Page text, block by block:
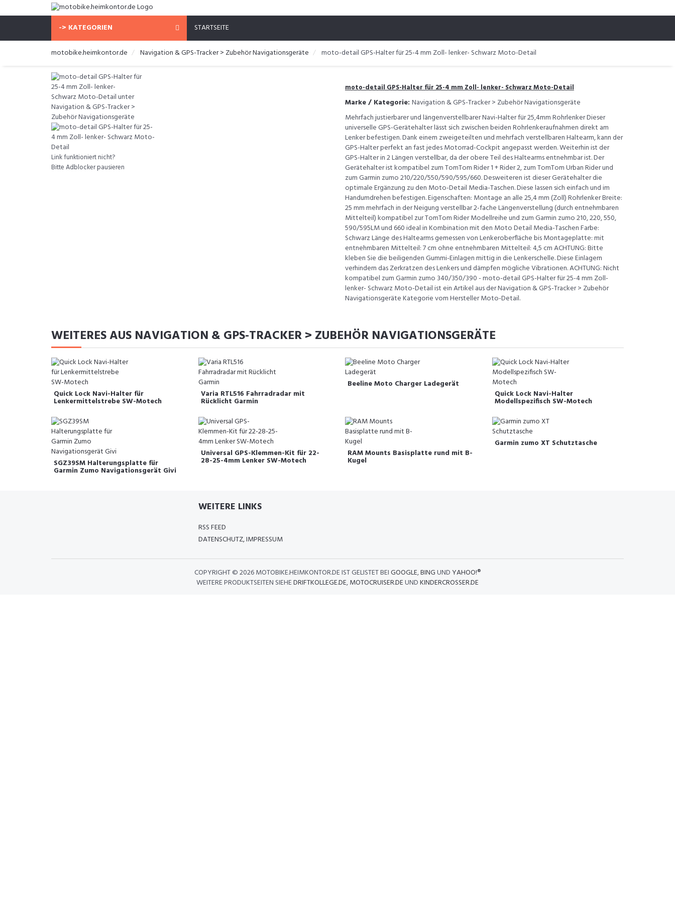
-> KATEGORIEN STARTSEITE
motobike.heimkontor.de Navigation & GPS-Tracker > Zubehör Navigationsgeräte moto-detail GPS-Halter für 25-4 mm Zoll- lenker- Schwarz Moto-Detail
Link funktioniert nicht?
Bitte Adblocker pausieren
moto-detail GPS-Halter für 25-4 mm Zoll- lenker- Schwarz Moto-Detail
Marke / Kategorie: Navigation & GPS-Tracker > Zubehör Navigationsgeräte
Mehrfach justierbarer und längenverstellbarer Navi-Halter für 25,4mm Rohrlenker Dieser
universelle GPS-Gerätehalter lässt sich zwischen beiden Rohrlenkeraufnahmen direkt am
Lenker befestigen. Dank einem zweigeteilten und mehrfach verstellbaren Haltearm, kann der
GPS-Halter perfekt an fast jedes Motorrad-Cockpit angepasst werden. Weiterhin ist der
GPS-Halter in 2 Längen verstellbar, da der obere Teil des Haltearms entnehmbar ist. Der
Gerätehalter ist kompatibel zum TomTom Rider 1 + Rider 2, zum TomTom Urban Rider und
zum Garmin zumo 210/220/550/590/595/660. Desweiteren ist dieser Gerätehalter die
optimale Ergänzung zu den Moto-Detail Media-Taschen. Diese lassen sich einfach und im
Handumdrehen befestigen. Eigenschaften: Montage an alle 25,4 mm (Zoll) Rohrlenker Breite:
25 mm mehrfach in der Neigung verstellbar 2-fache Längenverstellung (durch entnehmbaren
Mittelteil) kompatibel zur TomTom Rider Modellreihe und zum Garmin zumo 210, 220, 550,
590/595LM und 660 ideal in Kombination mit den Moto Detail Media-Taschen Farbe:
Schwarz Länge des Haltearms gemessen von Lenkeroberfläche bis Montageplatte: mit
entnehmbaren Mittelteil: 7 cm ohne entnehmbaren Mittelteil: 4,5 cm ACHTUNG: Bitte
kleben Sie die beiligenden Gummi-Einlagen mittig in die Lenkerschelle. Diese Einlagern
verhindern das Zerkratzen des Lenkers und dämpfen mögliche Vibrationen. ACHTUNG: Nicht
kompatibel zum Garmin zumo 340/350/390 - moto-detail GPS-Halter für 25-4 mm Zoll-
lenker- Schwarz Moto-Detail ist ein Artikel aus der Navigation & GPS-Tracker > Zubehör
Navigationsgeräte Kategorie vom Hersteller Moto-Detail.
WEITERES AUS NAVIGATION & GPS-TRACKER > ZUBEHÖR NAVIGATIONSGERÄTE
Quick Lock Navi-Halter für
Lenkermittelstrebe SW-Motech
Varia RTL516 Fahrradradar mit
Rücklicht Garmin
Beeline Moto Charger Ladegerät
Quick Lock Navi-Halter
Modellspezifisch SW-Motech
SGZ39SM Halterungsplatte für
Garmin Zumo Navigationsgerät Givi
Universal GPS-Klemmen-Kit für 22-
28-25-4mm Lenker SW-Motech
RAM Mounts Basisplatte rund mit B-
Kugel
Garmin zumo XT Schutztasche
WEITERE LINKS
RSS FEED
DATENSCHUTZ, IMPRESSUM
COPYRIGHT ©2026 MOTOBIKE.HEIMKONTOR.DE IST GELISTET BEIGOOGLE,BINGUND YAHOO!®
WEITERE PRODUKTSEITEN SIEHEDRIFTKOLLEGE.DE,MOTOCRUISER.DEUNDKINDERCROSSER.DE